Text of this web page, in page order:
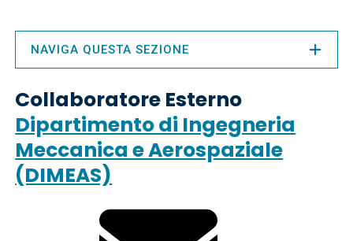
Collaboratore Esterno
Dipartimento di Ingegneria
Meccanica e Aerospaziale
(DIMEAS)
NAVIGA QUESTA SEZIONE